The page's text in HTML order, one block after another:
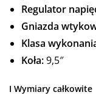
Regulator
Gniazda
Klasa
Koła:9,5″
I Wymiary całkowite